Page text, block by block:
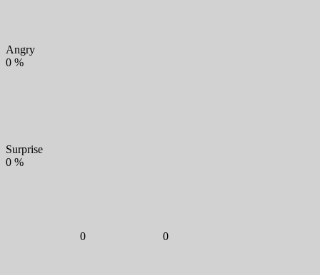
Angry
0 %
Surprise
0 %
0 0